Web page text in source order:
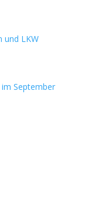
und LKW
September